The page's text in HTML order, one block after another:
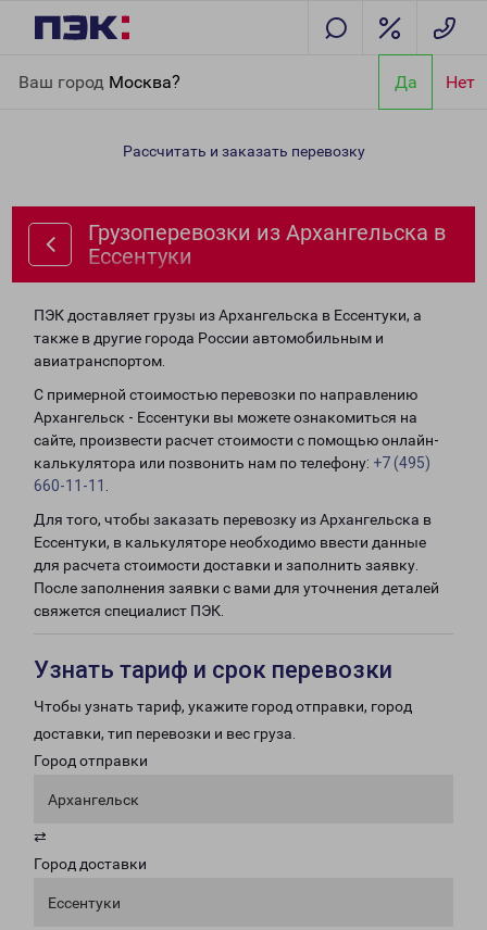
Ваш город Москва? Да Нет
Ессентуки
Рассчитать и заказать перевозку
Грузоперевозки из Архангельска в
Ессентуки
ПЭК доставляет грузы из Архангельска в Ессентуки, а
также в другие города России автомобильным и
авиатранспортом.
С примерной стоимостью перевозки по направлению
Архангельск - Ессентуки вы можете ознакомиться на
сайте, произвести расчет стоимости с помощью онлайн-
калькулятора или позвонить нам по телефону: +7 (495)
660-11-11
Для того, чтобы заказать перевозку из Архангельска в
Ессентуки, в калькуляторе необходимо ввести данные
для расчета стоимости доставки и заполнить заявку.
После заполнения заявки с вами для уточнения деталей
свяжется специалист ПЭК.
Узнать тариф и срок перевозки
Чтобы узнать тариф, укажите город отправки, город
доставки, тип перевозки и вес груза.
Город отправки
Архангельск
⇄
Город доставки
Ессентуки